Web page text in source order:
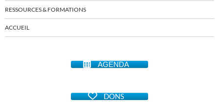
RESSOURCES & FORMATIONS
ACCUEIL
AGENDA
DONS